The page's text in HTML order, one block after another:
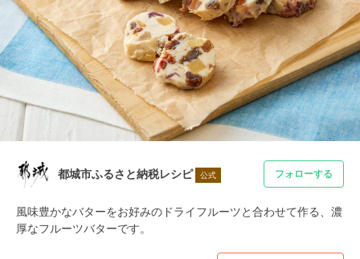
都城市ふるさと納税レシピ 公式 フォローする
風味豊かなバターをお好みのドライフルーツと合わせて作る、濃
厚なフルーツバターです。